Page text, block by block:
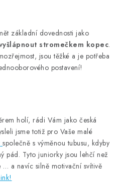
základní dovednosti jako
stromečkem kopec.
jsou těžké a je potřeba
postavení!
holí, rádi Vám jako česká
jsme totiž pro Vaše malé
společně s výměnou tubusu, kdyby
pád. Tyto juniorky jsou lehčí než
a navíc silně motivační svítivě